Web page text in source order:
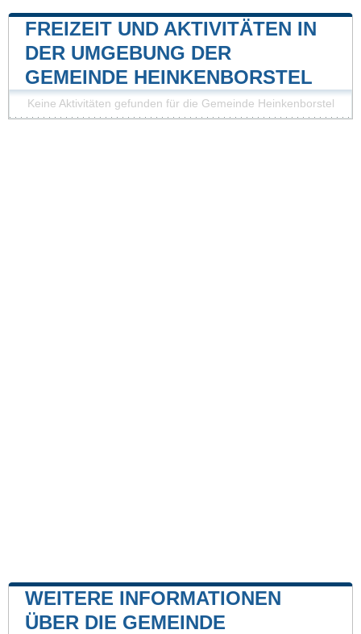
FREIZEIT UND AKTIVITÄTEN IN
DER UMGEBUNG DER
GEMEINDE HEINKENBORSTEL
Keine Aktivitäten gefunden für die Gemeinde Heinkenborstel
WEITERE INFORMATIONEN
ÜBER DIE GEMEINDE